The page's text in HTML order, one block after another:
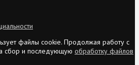
файлы cookie. Продолжая работу с
сбор и последующую обработку файлов